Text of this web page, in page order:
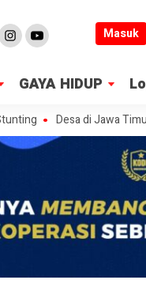
Masuk
GAYA HIDUP
Desa di Jawa Timur Kini